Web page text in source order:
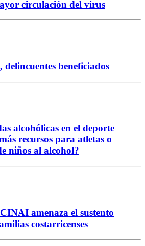
circulación del virus
beneficiados
alcohólicas en el deporte
recursos para atletas o
niños al alcohol?
amenaza el sustento
costarricenses